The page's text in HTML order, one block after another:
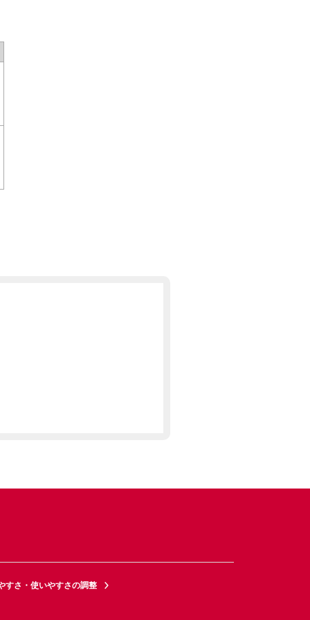
すさ・使いやすさの調整